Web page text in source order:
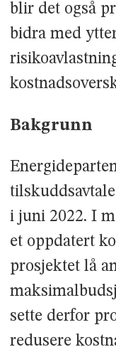
blir det også
bidra med
Bakgrunn
i juni 2022. I
et oppdatert
prosjektet lå
sette derfor
redusere